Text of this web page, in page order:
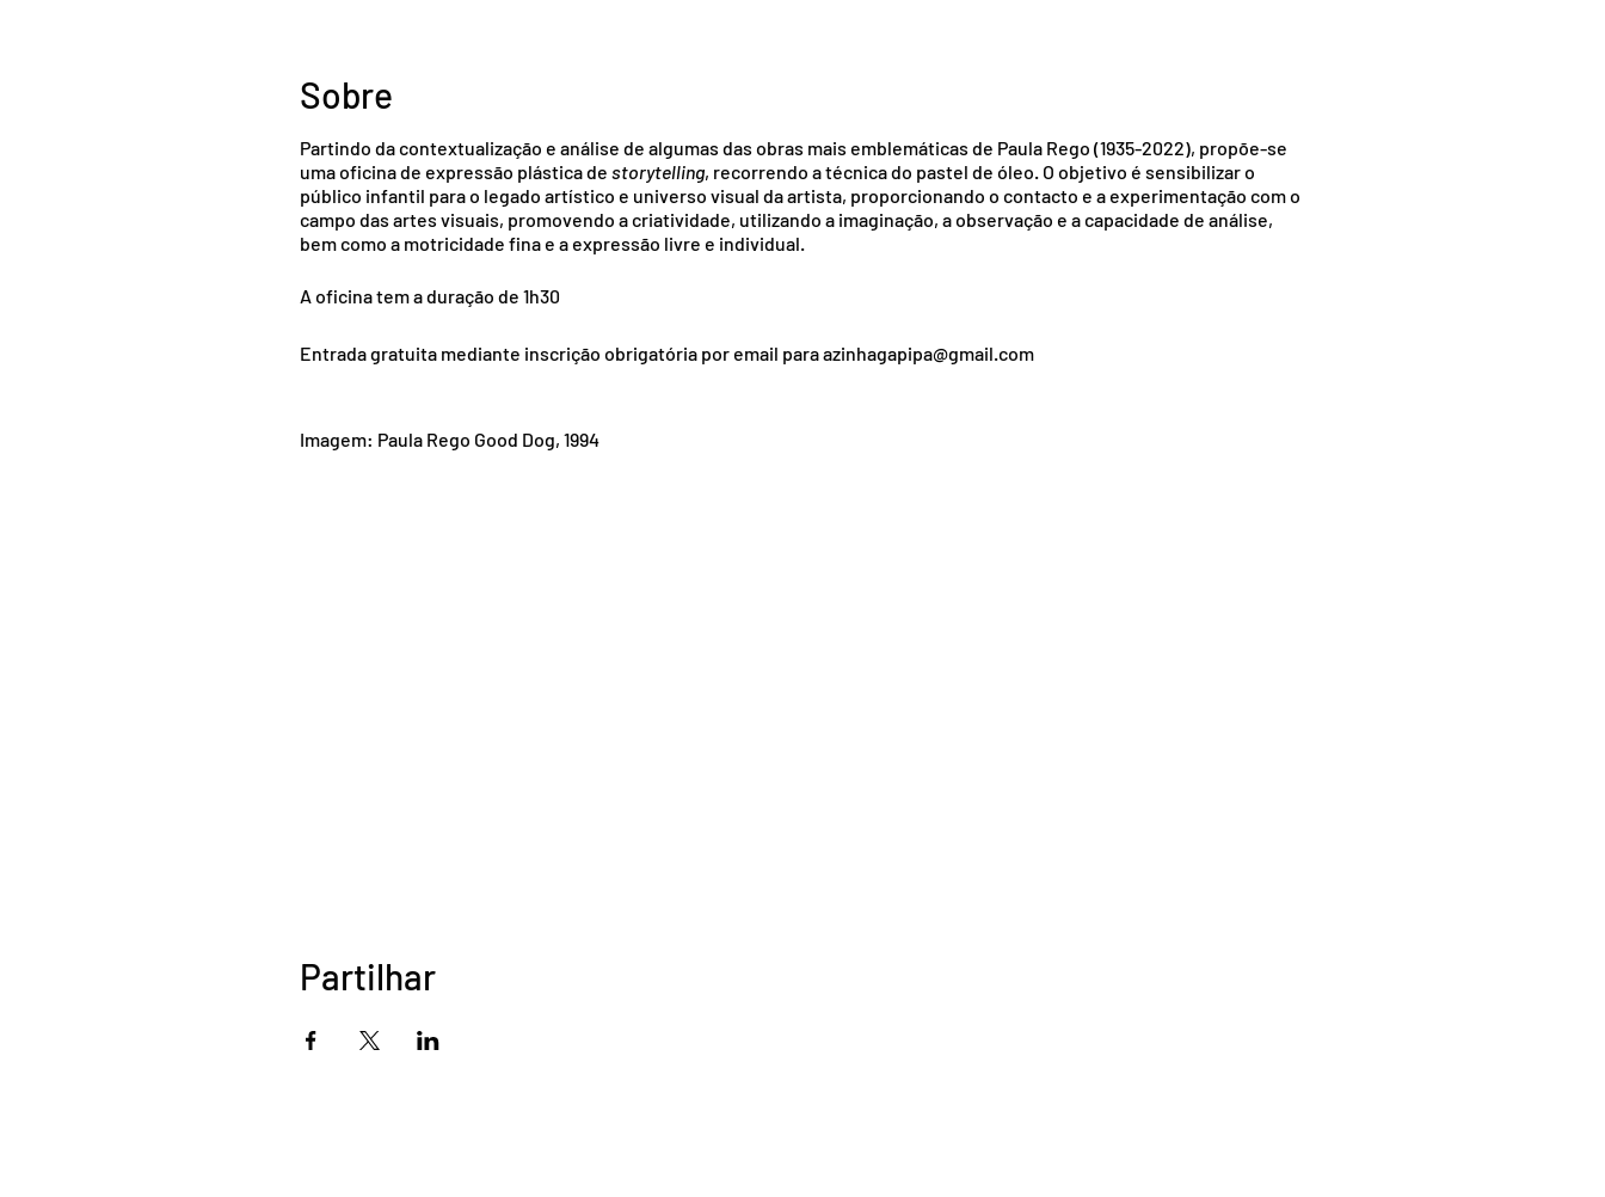
Sobre
Partindo da contextualização e análise de algumas das obras mais emblemáticas de Paula Rego (1935-2022), propõe-se
uma oficina de expressão plástica de storytelling, recorrendo a técnica do pastel de óleo. O objetivo é sensibilizar o
público infantil para o legado artístico e universo visual da artista, proporcionando o contacto e a experimentação com o
campo das artes visuais, promovendo a criatividade, utilizando a imaginação, a observação e a capacidade de análise,
bem como a motricidade fina e a expressão livre e individual.
A oficina tem a duração de 1h30
Entrada gratuita mediante inscrição obrigatória por email para azinhagapipa@gmail.com
Imagem: Paula Rego Good Dog, 1994
Partilhar